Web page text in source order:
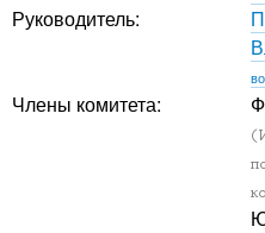
Руководитель:
Члены комитета: